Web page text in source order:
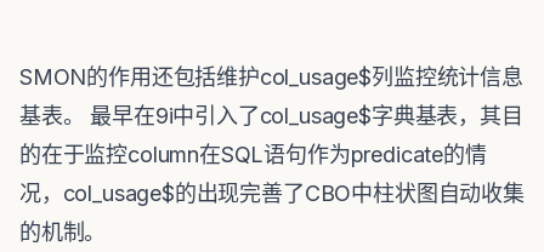
SMON的作用还包括维护col_usage$列监控统计信息
基表。 最早在9i中引入了col_usage$字典基表，其目
的在于监控column在SQL语句作为predicate的情
况，col_usage$的出现完善了CBO中柱状图自动收集
的机制。